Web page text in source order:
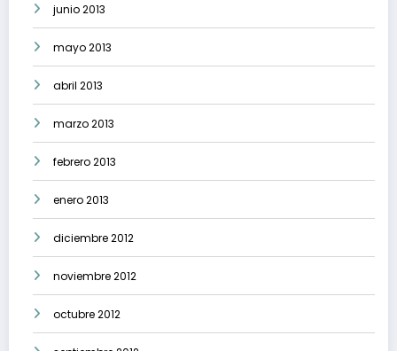
junio 2013
mayo 2013
abril 2013
marzo 2013
febrero 2013
enero 2013
diciembre 2012
noviembre 2012
octubre 2012